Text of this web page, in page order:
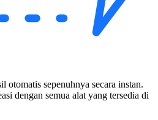
otomatis sepenuhnya secara instan.
dengan semua alat yang tersedia di